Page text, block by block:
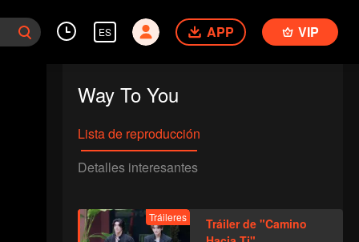
ES APP VIP
Way To You
Lista de reproducción
Detalles interesantes
Tráileres
Tráiler de "Camino